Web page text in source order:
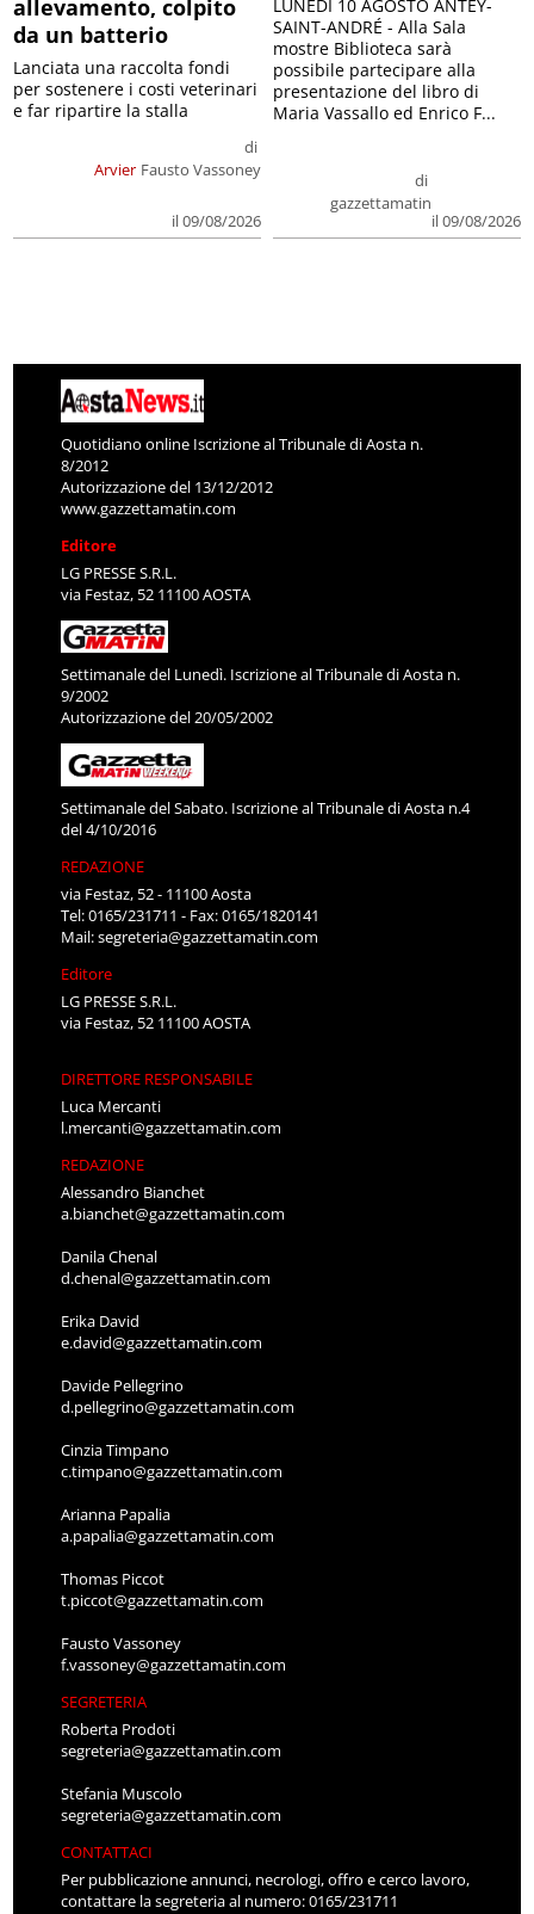
allevamento, colpito
da un batterio
Arvier
di
Fausto Vassoney
il 09/08/2026
Lanciata una raccolta fondi
per sostenere i costi veterinari
e far ripartire la stalla
di
gazzettamatin
il 09/08/2026
LUNEDÌ 10 AGOSTO ANTEY-
SAINT-ANDRÉ - Alla Sala
mostre Biblioteca sarà
possibile partecipare alla
presentazione del libro di
Maria Vassallo ed Enrico F...
Quotidiano online Iscrizione al Tribunale di Aosta n.
8/2012
Autorizzazione del 13/12/2012
www.gazzettamatin.com
Editore
LG PRESSE S.R.L.
via Festaz, 52 11100 AOSTA
Settimanale del Lunedì. Iscrizione al Tribunale di Aosta n.
9/2002
Autorizzazione del 20/05/2002
Settimanale del Sabato. Iscrizione al Tribunale di Aosta n.4
del 4/10/2016
REDAZIONE
via Festaz, 52 - 11100 Aosta
Tel: 0165/231711 - Fax: 0165/1820141
Mail:segreteria@gazzettamatin.com
Editore
LG PRESSE S.R.L.
via Festaz, 52 11100 AOSTA
DIRETTORE RESPONSABILE
Luca Mercanti
l.mercanti@gazzettamatin.com
REDAZIONE
Alessandro Bianchet
a.bianchet@gazzettamatin.com
Danila Chenal
d.chenal@gazzettamatin.com
Erika David
e.david@gazzettamatin.com
Davide Pellegrino
d.pellegrino@gazzettamatin.com
Cinzia Timpano
c.timpano@gazzettamatin.com
Arianna Papalia
a.papalia@gazzettamatin.com
Thomas Piccot
t.piccot@gazzettamatin.com
Fausto Vassoney
f.vassoney@gazzettamatin.com
SEGRETERIA
Roberta Prodoti
segreteria@gazzettamatin.com
Stefania Muscolo
segreteria@gazzettamatin.com
CONTATTACI
Per pubblicazione annunci, necrologi, offro e cerco lavoro,
contattare la segreteria al numero: 0165/231711